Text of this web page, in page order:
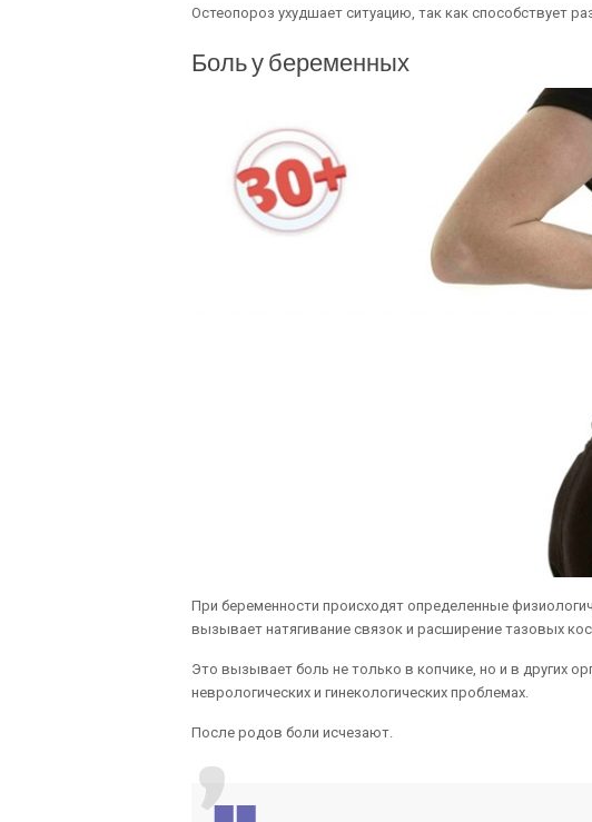
Остеопороз ухудшает ситуацию, так как способствует
Боль у беременных
При беременности происходят определенные
вызывает натягивание связок и расширение тазовых
Это вызывает боль не только в копчике, но и в других
неврологических и гинекологических проблемах.
После родов боли исчезают.